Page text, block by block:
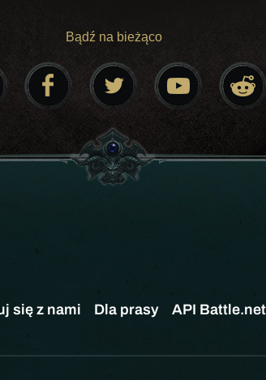
Bądź na bieżąco